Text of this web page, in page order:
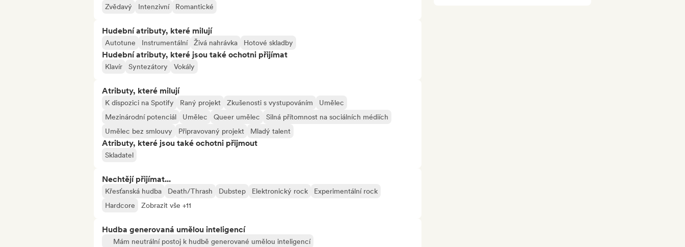
Zvědavý Intenzivní Romantické
Hudební atributy, které milují
Autotune Instrumentální Živá nahrávka Hotové skladby
Hudební atributy, které jsou také ochotni přijímat
Klavír Syntezátory Vokály
Atributy, které milují
K dispozici na Spotify Raný projekt Zkušenosti s vystupováním
Umělec
Mezinárodní potenciál
Umělec Queer umělec
Silná přítomnost na sociálních médiích
Umělec bez smlouvy
Připravovaný projekt Mladý talent
Atributy, které jsou také ochotni přijmout
Skladatel
Nechtějí přijímat...
Křesťanská hudba Death/Thrash Dubstep Elektronický rock
Experimentální rock
Hardcore
Zobrazit vše +11
Hudba generovaná umělou inteligencí
Mám neutrální postoj k hudbě generované umělou inteligencí